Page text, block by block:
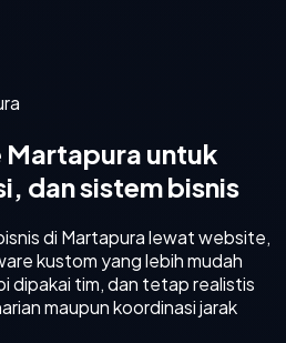
untuk
dan sistem bisnis
di Martapura lewat website,
kustom yang lebih mudah
dipakai tim, dan tetap realistis
maupun koordinasi jarak